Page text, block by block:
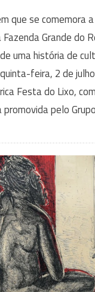
que se comemora
Fazenda Grande do
uma história de
feira, 2 de
Festa do Lixo,
pelo